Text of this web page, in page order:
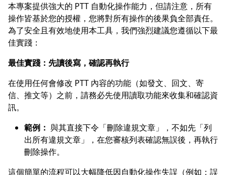
本專案提供強大的 PTT 自動化操作能力，但請注意，所有
操作皆基於您的授權，您將對所有操作的後果負全部責任。
為了安全且有效地使用本工具，我們強烈建議您遵循以下最
佳實踐：
最佳實踐：先讀後寫，確認再執行
在使用任何會修改 PTT 內容的功能（如發文、回文、寄
信、推文等）之前，請務必先使用讀取功能來收集和確認資
訊。
範例： 與其直接下令「刪除違規文章」，不如先「列
出所有違規文章」，在您審核列表確認無誤後，再執行
刪除操作。
這個簡單的流程可以大幅降低因自動化操作失誤（例如：誤